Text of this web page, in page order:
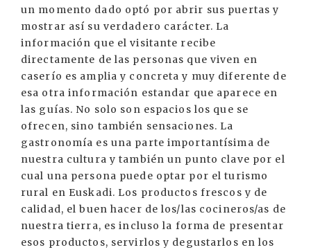
un momento dado optó por abrir sus puertas y
mostrar así su verdadero carácter. La
información que el visitante recibe
directamente de las personas que viven en
caserío es amplia y concreta y muy diferente de
esa otra información estandar que aparece en
las guías. No solo son espacios los que se
ofrecen, sino también sensaciones. La
gastronomía es una parte importantísima de
nuestra cultura y también un punto clave por el
cual una persona puede optar por el turismo
rural en Euskadi. Los productos frescos y de
calidad, el buen hacer de los/las cocineros/as de
nuestra tierra, es incluso la forma de presentar
esos productos, servirlos y degustarlos en los